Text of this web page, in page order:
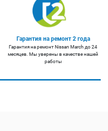
Гарантия на ремонт 2 года
Гарантия на ремонт Nissan March до 24
месяцев. Мы уверены в качестве нашей
работы